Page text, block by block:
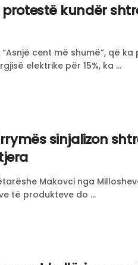
protestë kundër
cent më shumë”, që
elektrike për 15%, ka ...
sinjalizon
Makovci nga
të produkteve do ...